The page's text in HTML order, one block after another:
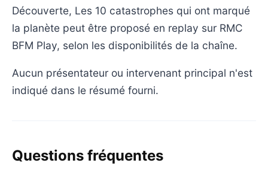
Découverte, Les 10 catastrophes qui ont marqué
la planète peut être proposé en replay sur RMC
BFM Play, selon les disponibilités de la chaîne.
Aucun présentateur ou intervenant principal n'est
indiqué dans le résumé fourni.
Questions fréquentes